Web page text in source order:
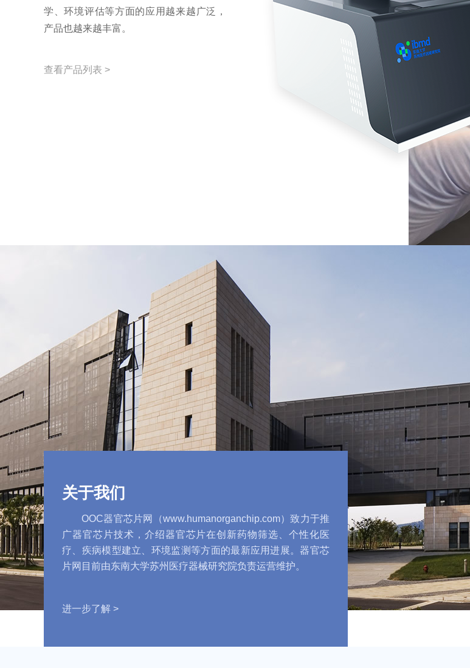
学、环境评估等方面的应用越来越广泛，
产品也越来越丰富。
查看产品列表 >
关于我们
OOC器官芯片网（www.humanorganchip.com）致力于推
广器官芯片技术，介绍器官芯片在创新药物筛选、个性化医
疗、疾病模型建立、环境监测等方面的最新应用进展。器官芯
片网目前由东南大学苏州医疗器械研究院负责运营维护。
进一步了解 >